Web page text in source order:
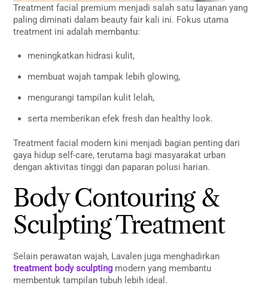
Treatment facial premium menjadi salah satu layanan yang
paling diminati dalam beauty fair kali ini. Fokus utama
treatment ini adalah membantu:
meningkatkan hidrasi kulit,
membuat wajah tampak lebih glowing,
mengurangi tampilan kulit lelah,
serta memberikan efek fresh dan healthy look.
Treatment facial modern kini menjadi bagian penting dari
gaya hidup self-care, terutama bagi masyarakat urban
dengan aktivitas tinggi dan paparan polusi harian.
Body Contouring &
Sculpting Treatment
Selain perawatan wajah, Lavalen juga menghadirkan
treatment body sculpting modern yang membantu
membentuk tampilan tubuh lebih ideal.